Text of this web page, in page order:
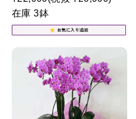
在庫 3鉢